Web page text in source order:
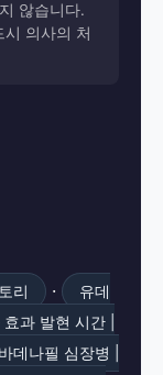
않습니다.
의사의 처
리 ·
유데
과 발현 시간 |
바데나필 심장병 |